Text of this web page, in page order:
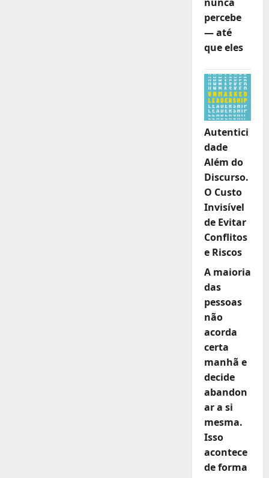
percebe
— até
que eles
Autentici
dade
Além do
Discurso.
O Custo
Invisível
de Evitar
Conflitos
e Riscos
A maioria
das
pessoas
não
acorda
certa
manhã e
decide
abandon
ar a si
mesma.
Isso
acontece
de forma